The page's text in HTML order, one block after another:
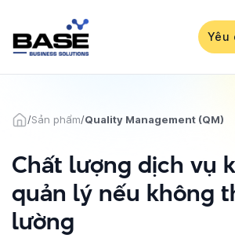
nội
dung
Yêu
/Sản phẩm/Quality Management (QM)
Chất lượng dịch vụ
quản lý nếu không
lường